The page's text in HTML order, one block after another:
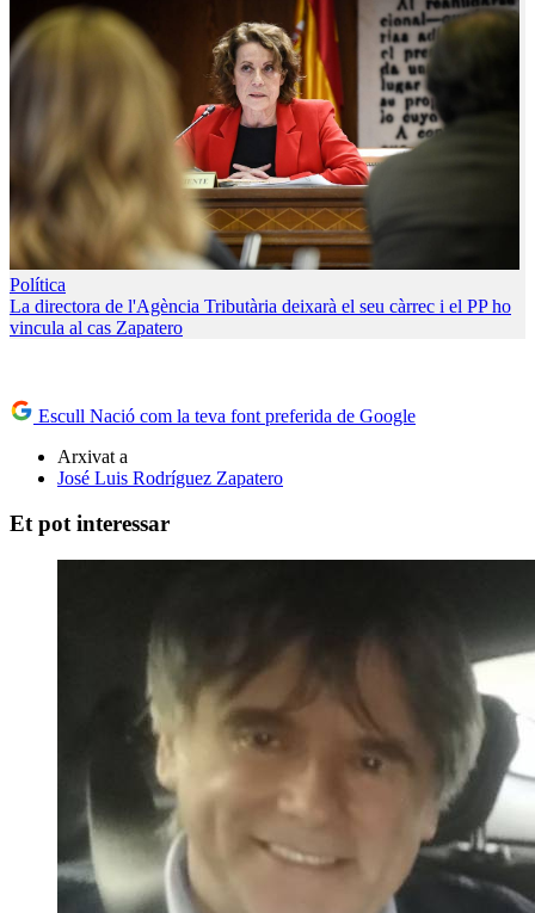
Política
La directora de l'Agència Tributària deixarà el seu càrrec i el PP ho
vincula al cas Zapatero
Escull Nació com la teva font preferida de Google
Arxivat a
José Luis Rodríguez Zapatero
Et pot interessar